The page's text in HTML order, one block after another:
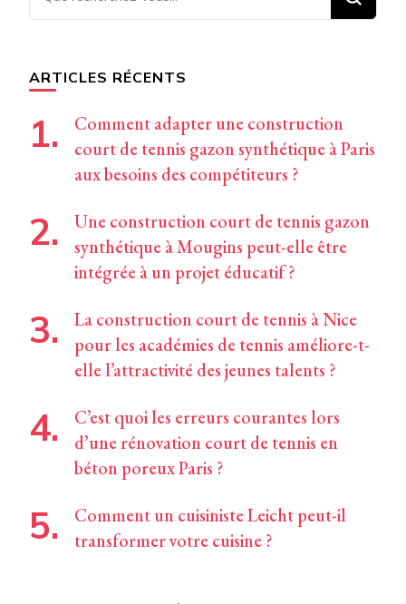
recherchiez
ARTICLES RÉCENTS
Comment adapter une construction
court de tennis gazon synthétique à Paris
aux besoins des compétiteurs ?
Une construction court de tennis gazon
synthétique à Mougins peut-elle être
intégrée à un projet éducatif ?
La construction court de tennis à Nice
pour les académies de tennis améliore-t-
elle l’attractivité des jeunes talents ?
C’est quoi les erreurs courantes lors
d’une rénovation court de tennis en
béton poreux Paris ?
Comment un cuisiniste Leicht peut-il
transformer votre cuisine ?